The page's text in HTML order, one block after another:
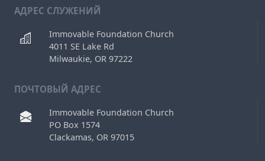
АДРЕС СЛУЖЕНИЙ
Immovable Foundation Church
4011 SE Lake Rd
Milwaukie, OR 97222
ПОЧТОВЫЙ АДРЕС
Immovable Foundation Church
PO Box 1574
Clackamas, OR 97015